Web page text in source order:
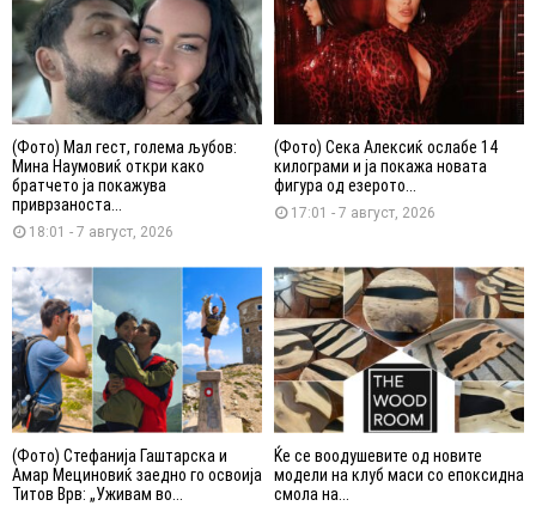
(Фото) Мал гест, голема љубов:
Мина Наумовиќ откри како
братчето ја покажува
приврзаноста...
18:01 - 7 август, 2026
(Фото) Сека Алексиќ ослабе 14
килограми и ја покажа новата
фигура од езерото...
17:01 - 7 август, 2026
(Фото) Стефанија Гаштарска и
Амар Мециновиќ заедно го освоија
Титов Врв: „Уживам во...
Ќе се воодушевите од новите
модели на клуб маси со епоксидна
смола на...